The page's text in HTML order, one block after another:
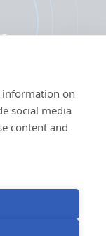
information on
social media
content and